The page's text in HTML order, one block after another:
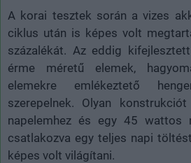
A korai tesztek során a vizes
ciklus után is képes volt
százalékát. Az eddig
érme méretű elemek,
elemekre emlékeztető
szerepelnek. Olyan
napelemhez és egy 45 wattos
csatlakozva egy teljes napi
képes volt világítani.